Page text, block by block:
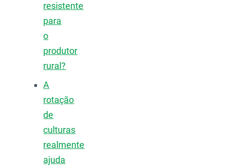
resistente
para
o
produtor
rural?
A
rotação
de
culturas
realmente
ajuda